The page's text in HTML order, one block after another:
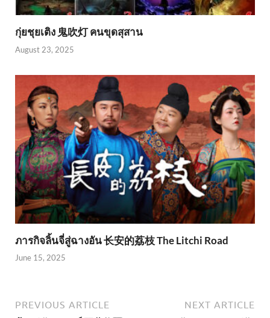
กุ่ยชุยเติง 鬼吹灯 คนขุดสุสาน
August 23, 2025
ภารกิจลิ้นจี่สู่ฉางอัน 长安的荔枝 The Litchi Road
June 15, 2025
PREVIOUS ARTICLE NEXT ARTICLE